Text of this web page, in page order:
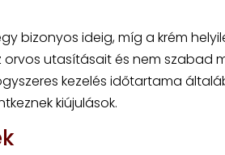
bizonyos ideig, míg a krém
utasításait és nem szabad
kezelés időtartama
kiújulások.